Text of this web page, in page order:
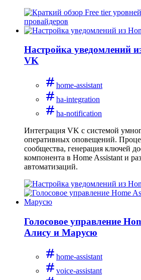
Настройка уведомлений
VK
home-assistant
ha-integration
ha-notification
Интеграция VK с системой
оперативных оповещений.
сообщества, генерация ключей
компонента в Home Assistant и
автоматизаций.
Голосовое управление
Алису и Марусю
home-assistant
voice-assistant